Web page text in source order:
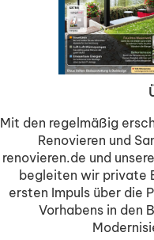
Mit den regelmäßig
Renovieren und
renovieren.de und
begleiten wir private
ersten Impuls über die
Vorhabens in den